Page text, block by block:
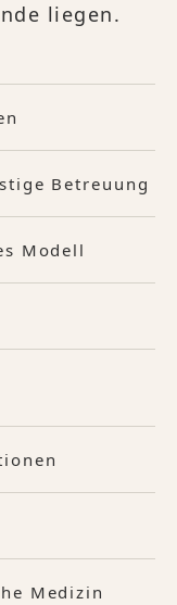
liegen.
Betreuung
Modell
Medizin